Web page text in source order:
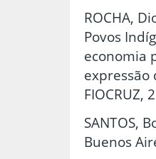
ROCHA,
Povos
economia
expressão
FIOCRUZ,
SANTOS,
Buenos